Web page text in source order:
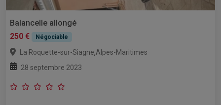
Balancelle allongé
250 €
Négociable
La Roquette-sur-Siagne,Alpes-Maritimes
28 septembre 2023